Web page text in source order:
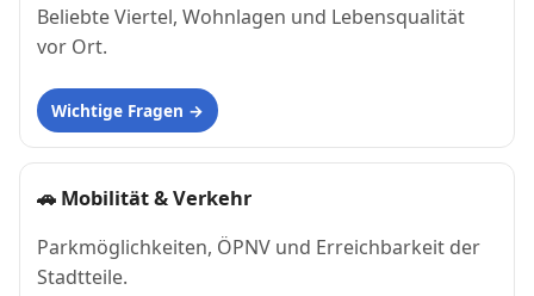
Beliebte Viertel, Wohnlagen und Lebensqualität
vor Ort.
Wichtige Fragen
🚗 Mobilität & Verkehr
Parkmöglichkeiten, ÖPNV und Erreichbarkeit der
Stadtteile.